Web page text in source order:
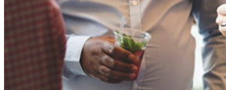
Nederlandse taal
Ontmoeting
Ontwikkeling
Leer je Nederlands en wil je graag oefenen?
Bezoek het Praatpunt in Terheijden. Samen met vrijwilligers en deelnemers praat je over familie, werk, hobby's
Praatpunt is een gezellige manier om de taal te oefenen en nieuwe mensen te leren kennen.
Aanmelden is niet nodig. De koffie en thee staat klaar!